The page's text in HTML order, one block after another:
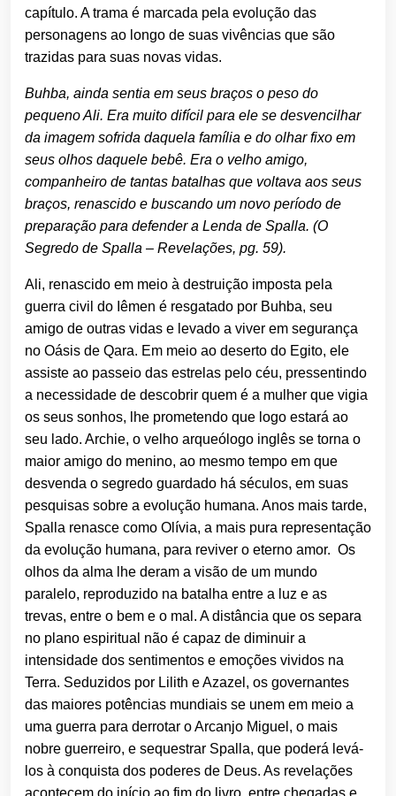
capítulo. A trama é marcada pela evolução das
personagens ao longo de suas vivências que são
trazidas para suas novas vidas.
Buhba, ainda sentia em seus braços o peso do
pequeno Ali. Era muito difícil para ele se desvencilhar
da imagem sofrida daquela família e do olhar fixo em
seus olhos daquele bebê. Era o velho amigo,
companheiro de tantas batalhas que voltava aos seus
braços, renascido e buscando um novo período de
preparação para defender a Lenda de Spalla. (O
Segredo de Spalla – Revelações, pg. 59).
Ali, renascido em meio à destruição imposta pela
guerra civil do Iêmen é resgatado por Buhba, seu
amigo de outras vidas e levado a viver em segurança
no Oásis de Qara. Em meio ao deserto do Egito, ele
assiste ao passeio das estrelas pelo céu, pressentindo
a necessidade de descobrir quem é a mulher que vigia
os seus sonhos, lhe prometendo que logo estará ao
seu lado. Archie, o velho arqueólogo inglês se torna o
maior amigo do menino, ao mesmo tempo em que
desvenda o segredo guardado há séculos, em suas
pesquisas sobre a evolução humana. Anos mais tarde,
Spalla renasce como Olívia, a mais pura representação
da evolução humana, para reviver o eterno amor. Os
olhos da alma lhe deram a visão de um mundo
paralelo, reproduzido na batalha entre a luz e as
trevas, entre o bem e o mal. A distância que os separa
no plano espiritual não é capaz de diminuir a
intensidade dos sentimentos e emoções vividos na
Terra. Seduzidos por Lilith e Azazel, os governantes
das maiores potências mundiais se unem em meio a
uma guerra para derrotar o Arcanjo Miguel, o mais
nobre guerreiro, e sequestrar Spalla, que poderá levá-
los à conquista dos poderes de Deus. As revelações